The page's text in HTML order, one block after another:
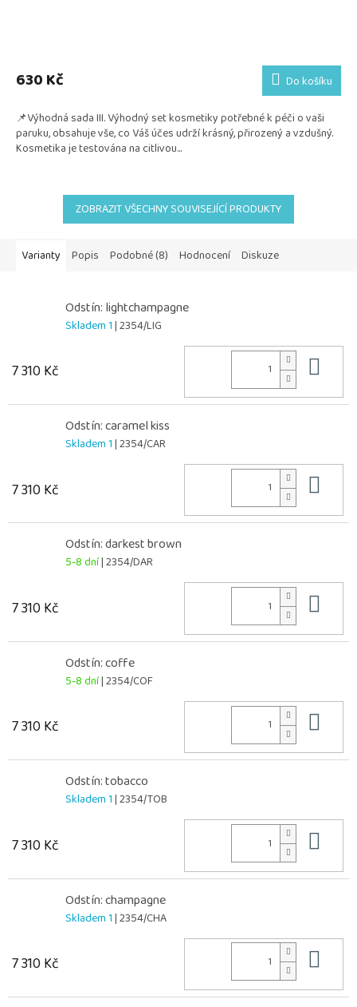
produktu
je
z
5
hvězdiček.
630 Kč Do košíku
📌Výhodná sada III. Výhodný set kosmetiky potřebné k péči o vaši
paruku, obsahuje vše, co Váš účes udrží krásný, přirozený a vzdušný.
Kosmetika je testována na citlivou...
ZOBRAZIT VŠECHNY SOUVISEJÍCÍ PRODUKTY
Varianty Popis Podobné (8) Hodnocení Diskuze
Odstín: lightchampagne
Skladem 1| 2354/LIG
7 310 Kč
Odstín: caramel kiss
Skladem 1| 2354/CAR
7 310 Kč
Odstín: darkest brown
5-8 dní| 2354/DAR
7 310 Kč
Odstín: coffe
5-8 dní| 2354/COF
7 310 Kč
Odstín: tobacco
Skladem 1| 2354/TOB
7 310 Kč
Odstín: champagne
Skladem 1| 2354/CHA
7 310 Kč